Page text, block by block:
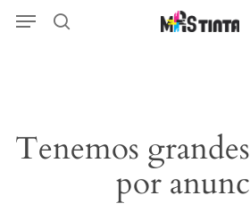
SkipMenu
Tenemos
por
Menu